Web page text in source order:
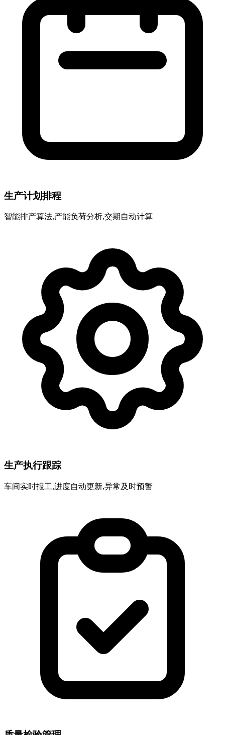
生产计划排程
智能排产算法,产能负荷分析,交期自动计算
生产执行跟踪
车间实时报工,进度自动更新,异常及时预警